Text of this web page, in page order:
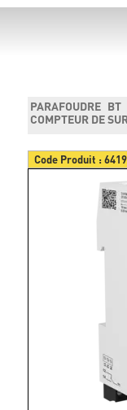
PARAFOUDRE
COMPTEUR DE
Code Produit :